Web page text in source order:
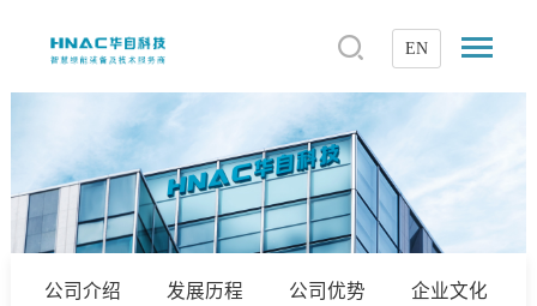
EN
公司介绍 发展历程 公司优势 企业文化